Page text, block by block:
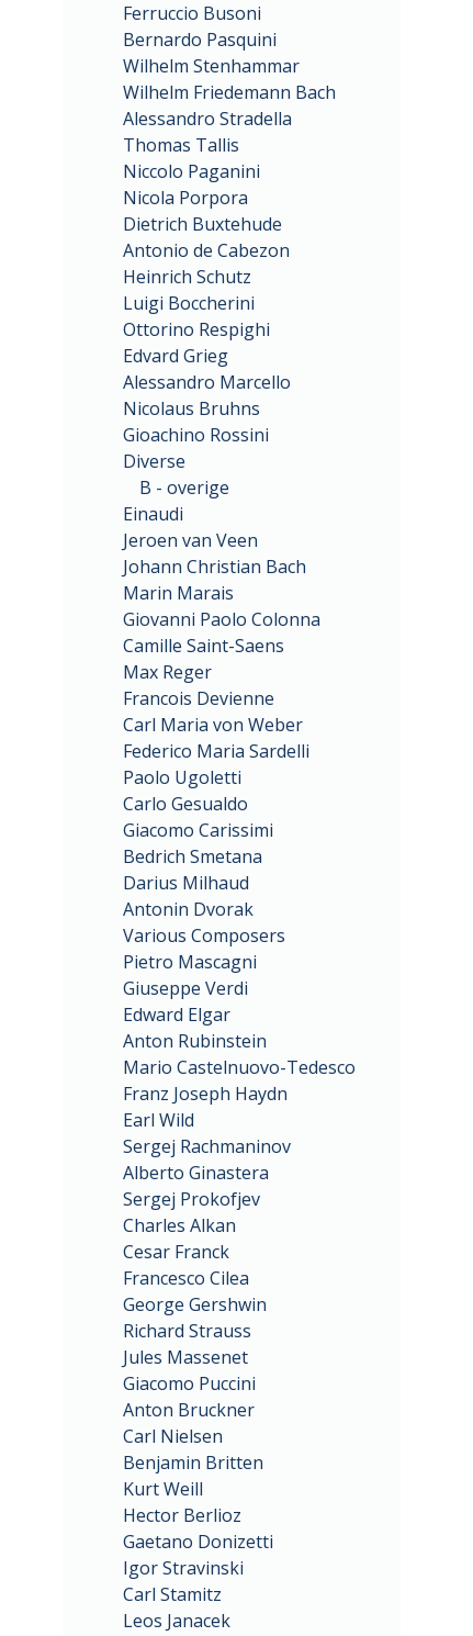
Ferruccio Busoni
Bernardo Pasquini
Wilhelm Stenhammar
Wilhelm Friedemann Bach
Alessandro Stradella
Thomas Tallis
Niccolo Paganini
Nicola Porpora
Dietrich Buxtehude
Antonio de Cabezon
Heinrich Schutz
Luigi Boccherini
Ottorino Respighi
Edvard Grieg
Alessandro Marcello
Nicolaus Bruhns
Gioachino Rossini
Diverse
B - overige
Einaudi
Jeroen van Veen
Johann Christian Bach
Marin Marais
Giovanni Paolo Colonna
Camille Saint-Saens
Max Reger
Francois Devienne
Carl Maria von Weber
Federico Maria Sardelli
Paolo Ugoletti
Carlo Gesualdo
Giacomo Carissimi
Bedrich Smetana
Darius Milhaud
Antonin Dvorak
Various Composers
Pietro Mascagni
Giuseppe Verdi
Edward Elgar
Anton Rubinstein
Mario Castelnuovo-Tedesco
Franz Joseph Haydn
Earl Wild
Sergej Rachmaninov
Alberto Ginastera
Sergej Prokofjev
Charles Alkan
Cesar Franck
Francesco Cilea
George Gershwin
Richard Strauss
Jules Massenet
Giacomo Puccini
Anton Bruckner
Carl Nielsen
Benjamin Britten
Kurt Weill
Hector Berlioz
Gaetano Donizetti
Igor Stravinski
Carl Stamitz
Leos Janacek